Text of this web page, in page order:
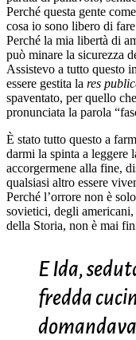
Perché questa gente
cosa io sono libero di
Perché la mia libertà di
può minare la sicurezza
Assistevo a tutto questo
essere gestita la res
spaventato, per quello
pronunciata la parola
È stato tutto questo a
darmi la spinta a leggere
accorgermene alla fine,
qualsiasi altro essere
Perché l’orrore non è
sovietici, degli
della Storia, non è mai
E Ida,
fredda